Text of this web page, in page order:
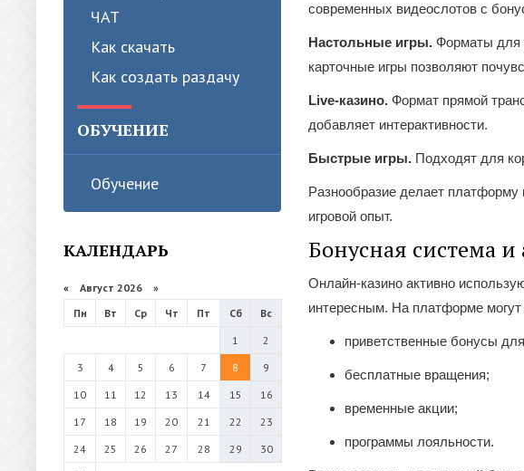
ЧАТ
Как скачать
Как создать раздачу
ОБУЧЕНИЕ
Обучение
КАЛЕНДАРЬ
« Август 2026 »
Пн
Вт Ср Чт Пт Сб
Вс
1
2
3
4 5 6 7 8
9
10
11 12 13 14 15
16
17
18 19 20 21 22
23
24
25 26 27 28 29
30
современных видеослотов с
Настольные игры. Форматы для
карточные игры позволяют
Live-казино. Формат прямой
добавляет интерактивности.
Быстрые игры. Подходят для
Разнообразие делает платформу
игровой опыт.
Бонусная система
Онлайн-казино активно
интересным. На платформе
приветственные бонусы
бесплатные вращения;
временные акции;
программы лояльности.